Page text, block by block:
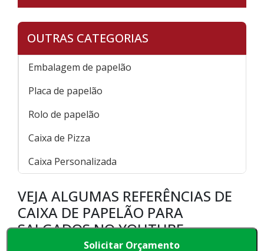
Solicitar Orçamento
OUTRAS CATEGORIAS
Embalagem de papelão
Placa de papelão
Rolo de papelão
Caixa de Pizza
Caixa Personalizada
VEJA ALGUMAS REFERÊNCIAS DE
CAIXA DE PAPELÃO PARA
SALGADOS NO YOUTUBE